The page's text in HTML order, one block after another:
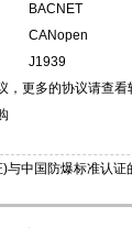
BACNET
CANopen
J1939
，更多的协议请查
与中国防爆标准认证